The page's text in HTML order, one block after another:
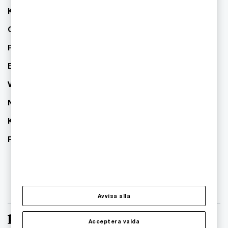
Kontakta oss
Om PwC
Pressrum
Event
Våra kontor
Nyhetsbrev
Karriär
PwC:s hållbarhetsarbete
Avvisa alla
Acceptera valda